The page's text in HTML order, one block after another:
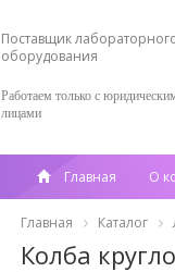
Поставщик
оборудования
Работаем только с
лицами
Главная О
Главная Каталог
Колба